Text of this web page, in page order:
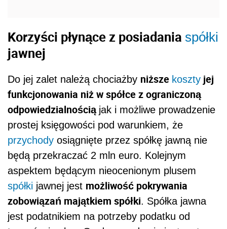
Korzyści płynące z posiadania spółki
jawnej
Do jej zalet należą chociażby niższe koszty jej
funkcjonowania niż w spółce z ograniczoną
odpowiedzialnością jak i możliwe prowadzenie
prostej księgowości pod warunkiem, że
przychody osiągnięte przez spółkę jawną nie
będą przekraczać 2 mln euro. Kolejnym
aspektem będącym nieocenionym plusem
spółki jawnej jest możliwość pokrywania
zobowiązań majątkiem spółki. Spółka jawna
jest podatnikiem na potrzeby podatku od